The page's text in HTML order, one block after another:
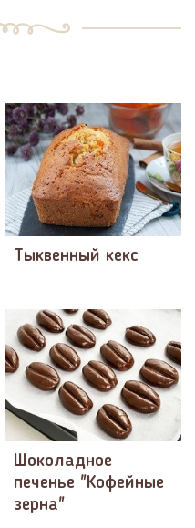
Тыквенный кекс
Шоколадное
печенье "Кофейные
зерна"